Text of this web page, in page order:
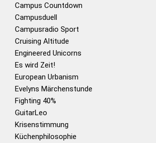
Campus Countdown
Campusduell
Campusradio Sport
Cruising Altitude
Engineered Unicorns
Es wird Zeit!
European Urbanism
Evelyns Märchenstunde
Fighting 40%
GuitarLeo
Krisenstimmung
Küchenphilosophie